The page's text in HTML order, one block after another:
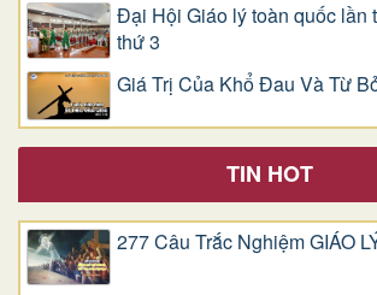
Đại Hội Giáo lý toàn quốc lần
thứ 3
Giá Trị Của Khổ Ðau Và Từ
TIN HOT
277 Câu Trắc Nghiệm GIÁO